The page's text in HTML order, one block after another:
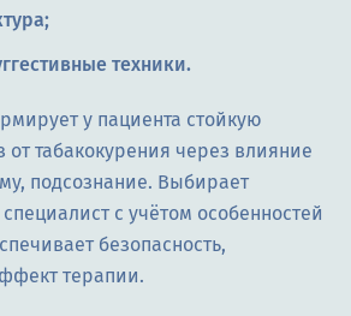
техники.
у пациента стойкую
от табакокурения через влияние
подсознание. Выбирает
с учётом особенностей
безопасность,
терапии.